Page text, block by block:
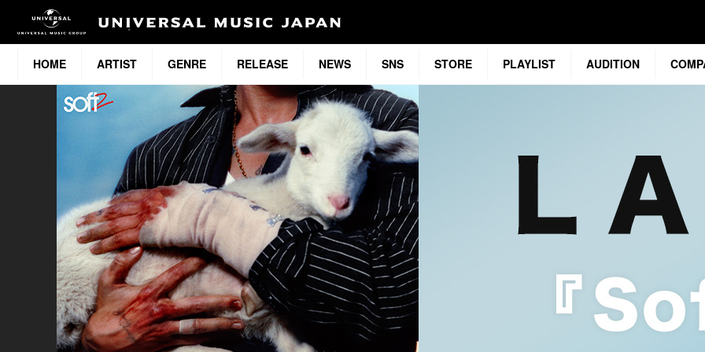
HOME ARTIST GENRE RELEASE NEWS SNS STORE PLAYLIST AUDITION